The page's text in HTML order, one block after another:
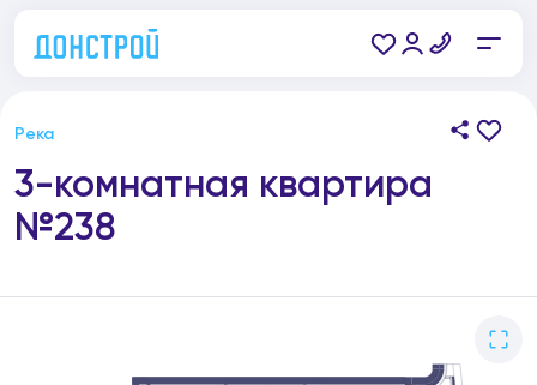
Река
3-комнатная квартира
№238